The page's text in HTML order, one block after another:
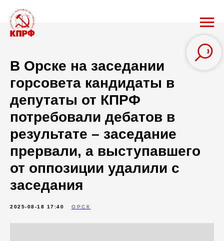
В Орске на заседании
горсовета кандидаты в
депутаты от КПРФ
потребовали дебатов в
результате – заседание
прервали, а выступавшего
от оппозиции удалили с
заседания
2025-08-18 17:40 ОРСК